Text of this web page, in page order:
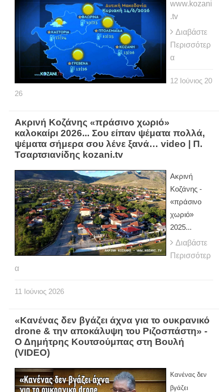
www.kozani
.tv
Διαβάστε
Περισσότερ
α
12 Ιούνιος 20
26
Ακρινή Κοζάνης «πράσινο χωριό»
καλοκαίρι 2026... Σου είπαν ψέματα πολλά,
ψέματα σήμερα σου λένε ξανά… video | Π.
Τσαρτσιανίδης kozani.tv
Ακρινή
Κοζάνης -
«πράσινο
χωριό»
2025...
Διαβάστε
Περισσότερ
α
11 Ιούνιος 2026
«Κανένας δεν βγάζει άχνα για το ουκρανικό
drone & την αποκάλυψη του Ριζοσπάστη» -
Ο Δημήτρης Κουτσούμπας στη Βουλή
(VIDEO)
Κανένας δεν
βγάζει